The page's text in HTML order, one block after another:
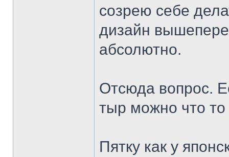
созрею себе
дизайн
абсолютно.
Отсюда вопрос.
тыр можно что
Пятку как у